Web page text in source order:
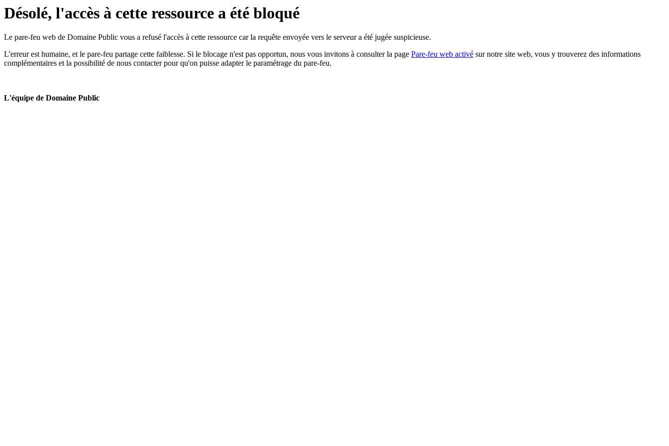
Désolé, l'accès à cette ressource a été bloqué
Le pare-feu web de Domaine Public vous a refusé l'accès à cette ressource car la requête envoyée vers le serveur a été jugée suspicieuse.
L'erreur est humaine, et le pare-feu partage cette faiblesse. Si le blocage n'est pas opportun, nous vous invitons à consulter la page Pare-feu web activé sur notre site web, vous y trouverez des informations
complémentaires et la possibilité de nous contacter pour qu'on puisse adapter le paramétrage du pare-feu.
L'équipe de Domaine Public